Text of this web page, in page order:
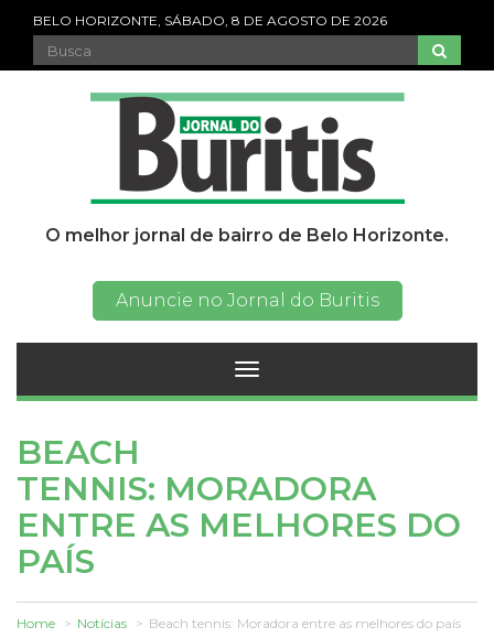
BELO HORIZONTE, SÁBADO, 8 DE AGOSTO DE 2026
O melhor jornal de bairro de Belo Horizonte.
Anuncie no Jornal do Buritis
Toggle
navigation
BEACH
TENNIS: MORADORA
ENTRE AS MELHORES DO
PAÍS
Home Notícias Beach tennis: Moradora entre as melhores do país